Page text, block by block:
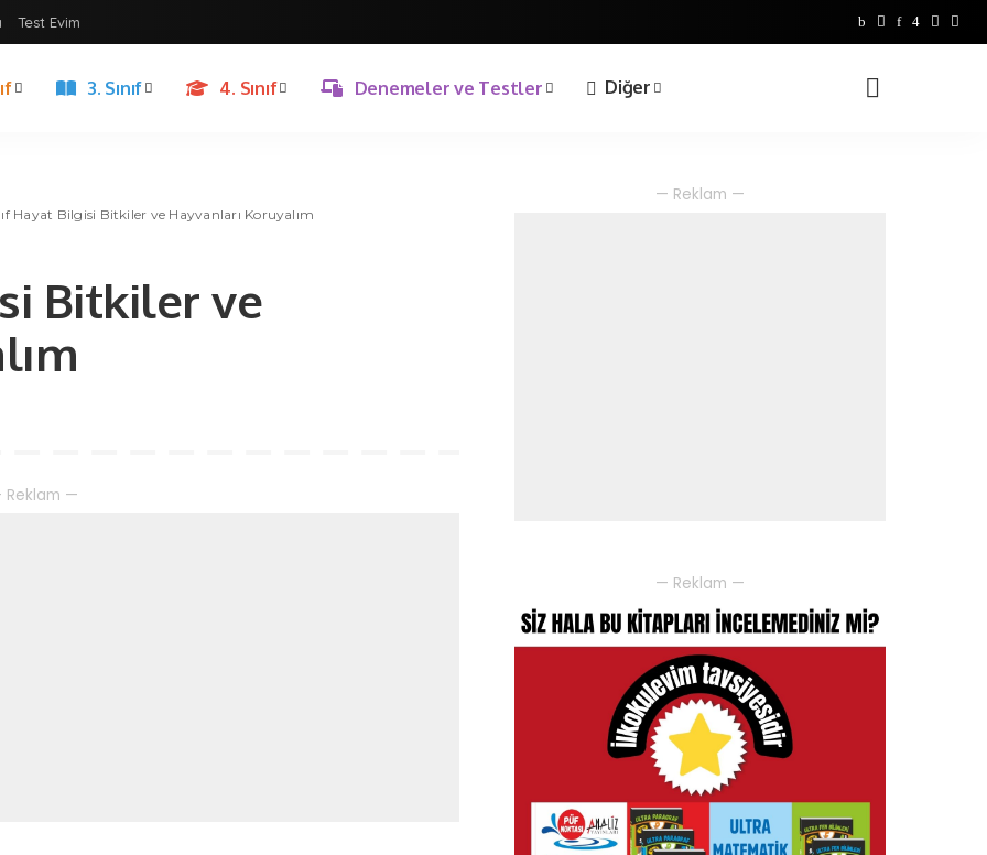
Test Evim
3. Sınıf 4. Sınıf Denemeler ve Testler Diğer
1. Sınıf
Hayat Bilgisi Bitkiler ve Hayvanları Koruyalım
Bitkiler ve
Reklam —
— Reklam —
— Reklam —